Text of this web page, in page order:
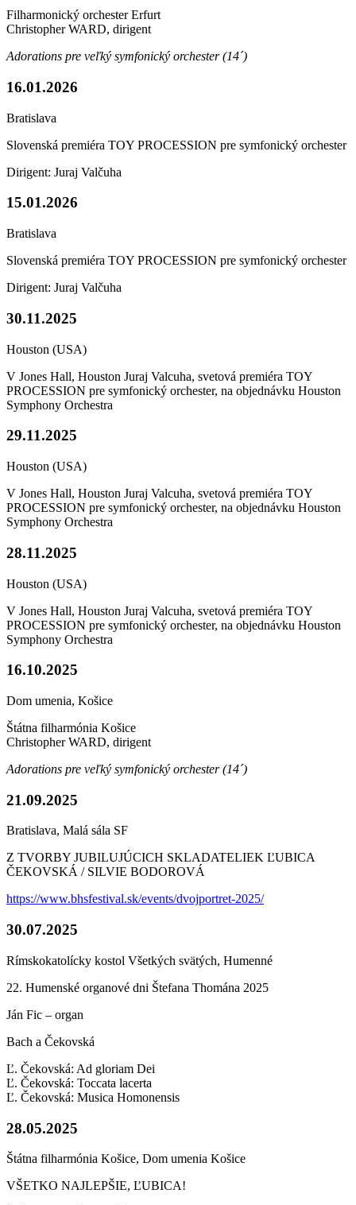
Filharmonický orchester Erfurt
Christopher WARD, dirigent
Adorations pre veľký symfonický orchester (14´)
16.01.2026
Bratislava
Slovenská premiéra TOY PROCESSION pre symfonický orchester
Dirigent: Juraj Valčuha
15.01.2026
Bratislava
Slovenská premiéra TOY PROCESSION pre symfonický orchester
Dirigent: Juraj Valčuha
30.11.2025
Houston (USA)
V Jones Hall, Houston Juraj Valcuha, svetová premiéra TOY
PROCESSION pre symfonický orchester, na objednávku Houston
Symphony Orchestra
29.11.2025
Houston (USA)
V Jones Hall, Houston Juraj Valcuha, svetová premiéra TOY
PROCESSION pre symfonický orchester, na objednávku Houston
Symphony Orchestra
28.11.2025
Houston (USA)
V Jones Hall, Houston Juraj Valcuha, svetová premiéra TOY
PROCESSION pre symfonický orchester, na objednávku Houston
Symphony Orchestra
16.10.2025
Dom umenia, Košice
Štátna filharmónia Košice
Christopher WARD, dirigent
Adorations pre veľký symfonický orchester (14´)
21.09.2025
Bratislava, Malá sála SF
Z TVORBY JUBILUJÚCICH SKLADATELIEK ĽUBICA
ČEKOVSKÁ / SILVIE BODOROVÁ
https://www.bhsfestival.sk/events/dvojportret-2025/
30.07.2025
Rímskokatolícky kostol Všetkých svätých, Humenné
22. Humenské organové dni Štefana Thomána 2025
Ján Fic – organ
Bach a Čekovská
Ľ. Čekovská: Ad gloriam Dei
Ľ. Čekovská: Toccata lacerta
Ľ. Čekovská: Musica Homonensis
28.05.2025
Štátna filharmónia Košice, Dom umenia Košice
VŠETKO NAJLEPŠIE, ĽUBICA!